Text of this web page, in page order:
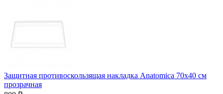
Защитная противоскользящая накладка Anatomica 70х40 см
прозрачная